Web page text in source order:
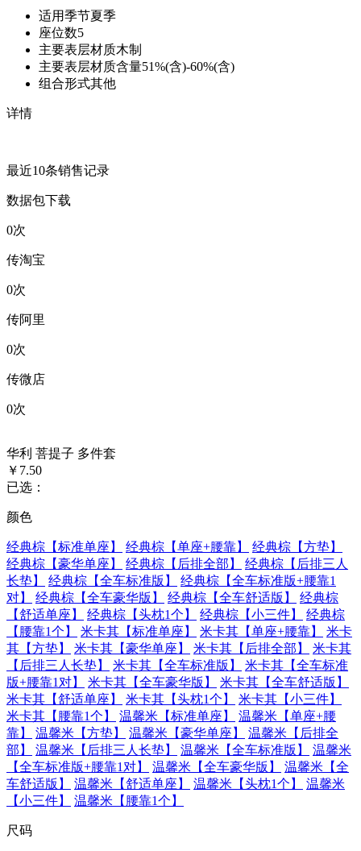
适用季节夏季
座位数5
主要表层材质木制
主要表层材质含量51%(含)-60%(含)
组合形式其他
详情
最近10条销售记录
数据包下载
0次
传淘宝
0次
传阿里
0次
传微店
0次
华利 菩提子 多件套
￥7.50
已选：
颜色
经典棕【标准单座】 经典棕【单座+腰靠】
经典棕【方垫】
经典棕【豪华单座】
经典棕【后排全部】
经典棕【后排三人
长垫】
经典棕【全车标准版】
经典棕【全车标准版+腰靠1
对】
经典棕【全车豪华版】 经典棕【全车舒适版】
经典棕
【舒适单座】
经典棕【头枕1个】 经典棕【小三件】
经典棕
【腰靠1个】
米卡其【标准单座】 米卡其【单座+腰靠】
米卡
其【方垫】
米卡其【豪华单座】 米卡其【后排全部】
米卡其
【后排三人长垫】
米卡其【全车标准版】
米卡其【全车标准
版+腰靠1对】
米卡其【全车豪华版】
米卡其【全车舒适版】
米卡其【舒适单座】
米卡其【头枕1个】
米卡其【小三件】
米卡其【腰靠1个】
温馨米【标准单座】
温馨米【单座+腰
靠】
温馨米【方垫】 温馨米【豪华单座】
温馨米【后排全
部】
温馨米【后排三人长垫】 温馨米【全车标准版】
温馨米
【全车标准版+腰靠1对】
温馨米【全车豪华版】
温馨米【全
车舒适版】
温馨米【舒适单座】 温馨米【头枕1个】
温馨米
【小三件】
温馨米【腰靠1个】
尺码